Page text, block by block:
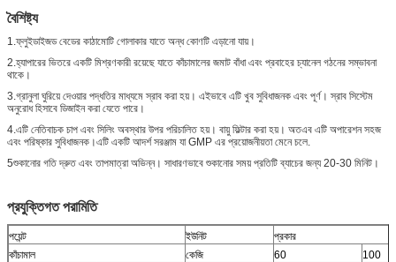
বৈশিষ্ট্য
1.ফ্লুইডাইজড বেডের কাঠামোটি গোলাকার যাতে অন্ধ কোণটি এড়ানো যায়।
2.হ্যাপারের ভিতরে একটি মিশ্রণকারী রয়েছে যাতে কাঁচামালের জমাট বাঁধা এবং প্রবাহের চ্যানেল গঠনের সম্ভাবনা
থাকে।
3.গ্রানুলা ঘুরিয়ে দেওয়ার পদ্ধতির মাধ্যমে স্রাব করা হয়। এইভাবে এটি খুব সুবিধাজনক এবং পূর্ণ। স্রাব সিস্টেম
অনুরোধ হিসাবে ডিজাইন করা যেতে পারে।
4.এটি নেতিবাচক চাপ এবং সিলিং অবস্থার উপর পরিচালিত হয়। বায়ু ফিল্টার করা হয়। অতএব এটি অপারেশন সহজ
এবং পরিষ্কার সুবিধাজনক।এটি একটি আদর্শ সরঞ্জাম যা GMP এর প্রয়োজনীয়তা মেনে চলে.
5শুকানোর গতি দ্রুত এবং তাপমাত্রা অভিন্ন। সাধারণভাবে শুকানোর সময় প্রতিটি ব্যাচের জন্য 20-30 মিনিট।
প্রযুক্তিগত পরামিতি
পয়েন্ট ইউনিট
প্রকার
কাঁচামাল
কেজি 60
100